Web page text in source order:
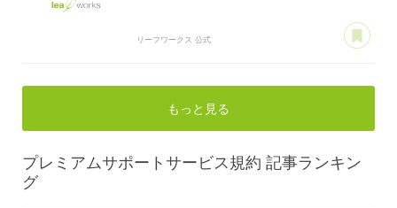
リーフワークス 公式
もっと見る
プレミアムサポートサービス規約 記事ランキン
グ